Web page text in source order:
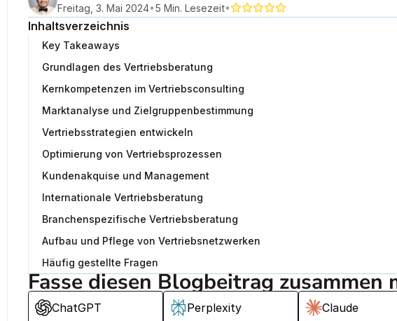
Freitag, 3. Mai 2024•5 Min. Lesezeit•
Inhaltsverzeichnis
Key Takeaways
Grundlagen des Vertriebsberatung
Kernkompetenzen im Vertriebsconsulting
Marktanalyse und Zielgruppenbestimmung
Vertriebsstrategien entwickeln
Optimierung von Vertriebsprozessen
Kundenakquise und Management
Internationale Vertriebsberatung
Branchenspezifische Vertriebsberatung
Aufbau und Pflege von Vertriebsnetzwerken
Häufig gestellte Fragen
Fasse diesen Blogbeitrag zusammen
ChatGPT Perplexity Claude